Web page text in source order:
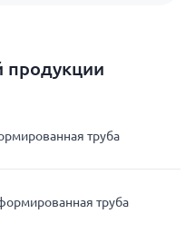
продукции
труба
труба